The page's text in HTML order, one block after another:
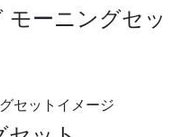
モーニングセッ